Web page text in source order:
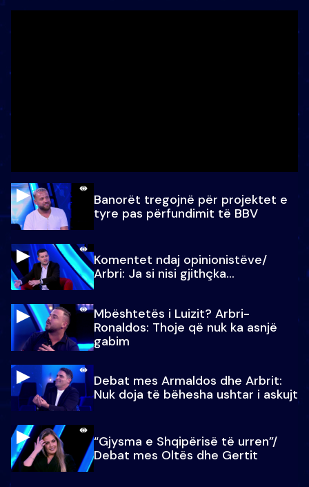
Banorët tregojnë për projektet e
tyre pas përfundimit të BBV
Komentet ndaj opinionistëve/
Arbri: Ja si nisi gjithçka…
Mbështetës i Luizit? Arbri-
Ronaldos: Thoje që nuk ka asnjë
gabim
Debat mes Armaldos dhe Arbrit:
Nuk doja të bëhesha ushtar i askujt
“Gjysma e Shqipërisë të urren”/
Debat mes Oltës dhe Gertit